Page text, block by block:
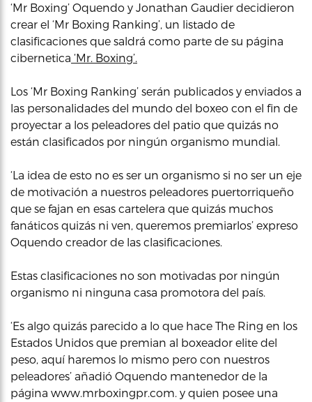
‘Mr Boxing’ Oquendo y Jonathan Gaudier decidieron
crear el ‘Mr Boxing Ranking’, un listado de
clasificaciones que saldrá como parte de su página
cibernetica ‘Mr. Boxing’.
Los ‘Mr Boxing Ranking’ serán publicados y enviados a
las personalidades del mundo del boxeo con el fin de
proyectar a los peleadores del patio que quizás no
están clasificados por ningún organismo mundial.
‘La idea de esto no es ser un organismo si no ser un eje
de motivación a nuestros peleadores puertorriqueño
que se fajan en esas cartelera que quizás muchos
fanáticos quizás ni ven, queremos premiarlos’ expreso
Oquendo creador de las clasificaciones.
Estas clasificaciones no son motivadas por ningún
organismo ni ninguna casa promotora del país.
‘Es algo quizás parecido a lo que hace The Ring en los
Estados Unidos que premian al boxeador elite del
peso, aquí haremos lo mismo pero con nuestros
peleadores’ añadió Oquendo mantenedor de la
página www.mrboxingpr.com. y quien posee una